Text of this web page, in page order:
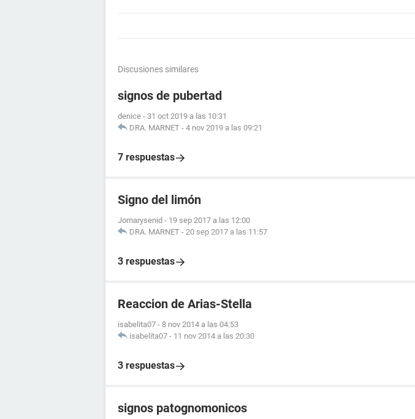
Discusiones similares
signos de pubertad
denice - 31 oct 2019 a las 10:31
DRA. MARNET - 4 nov 2019 a las 09:21
7 respuestas
Signo del limón
Jomarysenid - 19 sep 2017 a las 12:00
DRA. MARNET - 20 sep 2017 a las 11:57
3 respuestas
Reaccion de Arias-Stella
isabelita07 - 8 nov 2014 a las 04:53
isabelita07 - 11 nov 2014 a las 20:30
3 respuestas
signos patognomonicos